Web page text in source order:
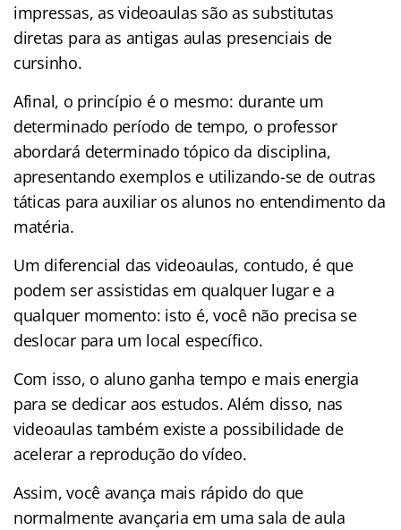
impressas, as videoaulas são as substitutas
diretas para as antigas aulas presenciais de
cursinho.
Afinal, o princípio é o mesmo: durante um
determinado período de tempo, o professor
abordará determinado tópico da disciplina,
apresentando exemplos e utilizando-se de outras
táticas para auxiliar os alunos no entendimento da
matéria.
Um diferencial das videoaulas, contudo, é que
podem ser assistidas em qualquer lugar e a
qualquer momento: isto é, você não precisa se
deslocar para um local específico.
Com isso, o aluno ganha tempo e mais energia
para se dedicar aos estudos. Além disso, nas
videoaulas também existe a possibilidade de
acelerar a reprodução do vídeo.
Assim, você avança mais rápido do que
normalmente avançaria em uma sala de aula